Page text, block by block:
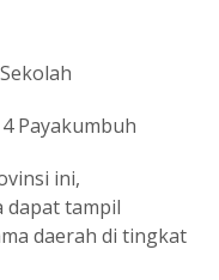
Payakumbuh
ini,
dapat tampil
daerah di tingkat